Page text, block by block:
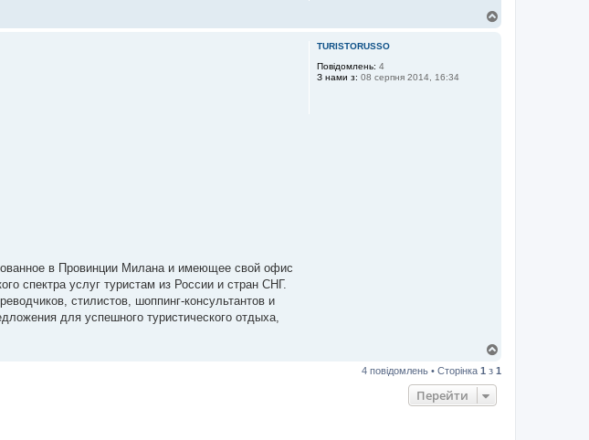
TURISTORUSSO
Повідомлень: 4
З нами з: 08 серпня 2014, 16:34
в Провинции Милана и имеющее свой офис
спектра услуг туристам из России и стран СНГ.
стилистов, шоппинг-консультантов и
для успешного туристического отдыха,
г
4 повідомлень • Сторінка 1 з 1
Перейти